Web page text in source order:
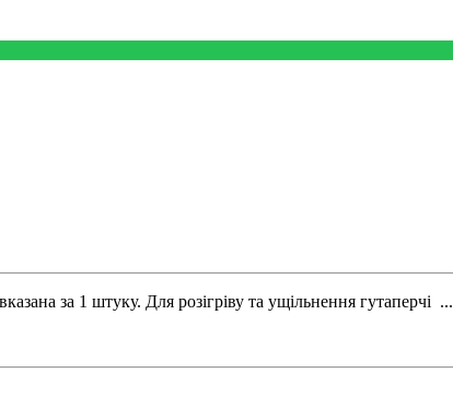
за 1 штуку. Для розігріву та ущільнення гутаперчі ...